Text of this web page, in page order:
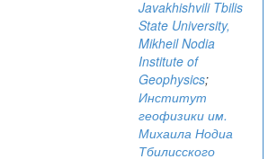
Javakhishvili Tbilis
State University,
Mikheil Nodia
Institute of
Geophysics;
Институт
геофизики им.
Михаила Нодиа
Тбилисского